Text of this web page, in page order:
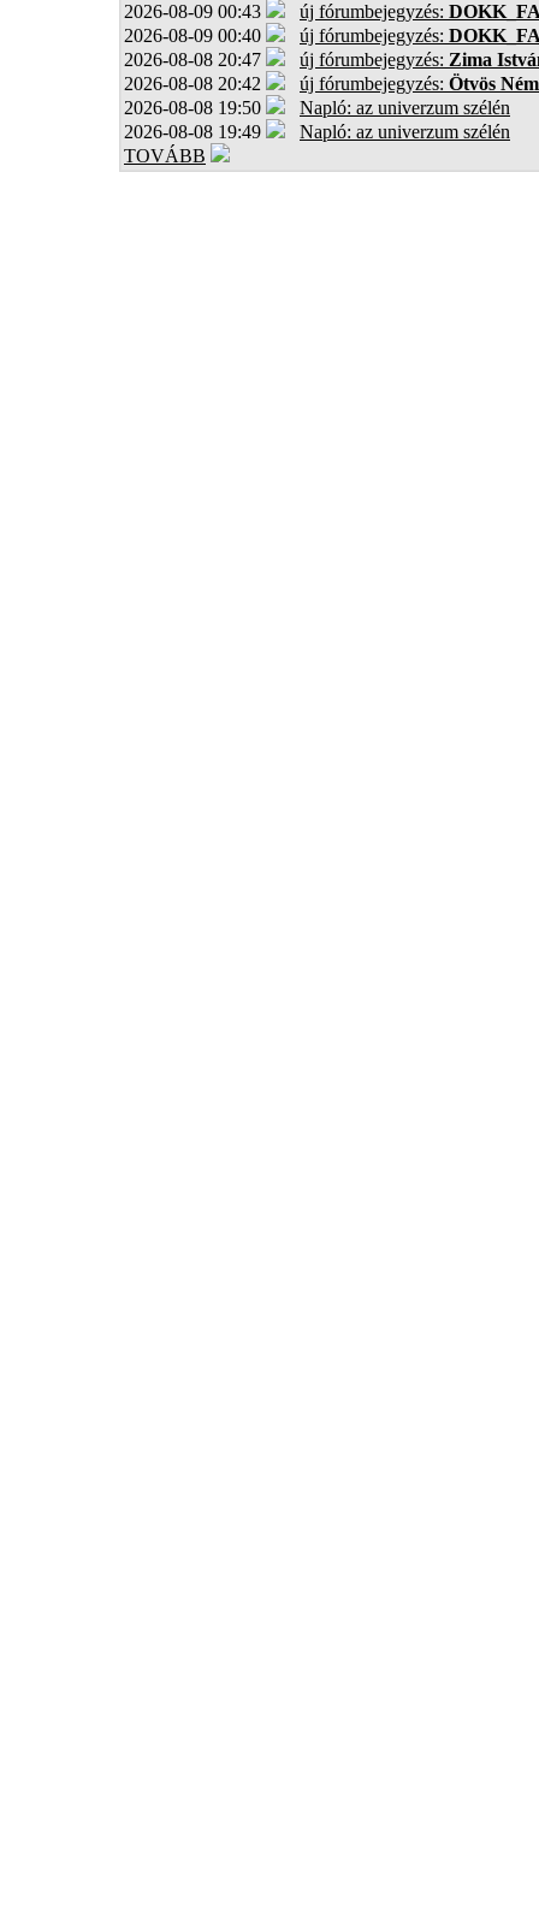
2026-08-09 00:43 új fórumbejegyzés:
2026-08-09 00:40
új fórumbejegyzés:
2026-08-08 20:47
új fórumbejegyzés: Zima
2026-08-08 20:42
új fórumbejegyzés: Ötvös
2026-08-08 19:50
Napló: az univerzum szélén
2026-08-08 19:49
Napló: az univerzum szélén
TOVÁBB